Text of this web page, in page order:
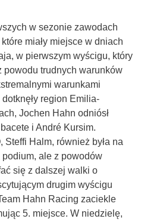
w sezonie zawodach
miały miejsce w dniach
w pierwszym wyścigu, który
powodu trudnych warunków
warunkami
region Emilia-
Jochen Hahn odniósł
i André Kursim.
Steffi Halm, również była na
ale z powodów
się z dalszej walki o
drugim wyścigu
Hahn Racing zaciekle
5. miejsce. W niedzielę,